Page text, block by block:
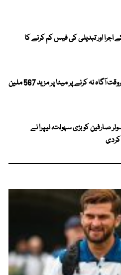
اور تبدیلی کی فیس کم کرنے کا
بچوں کو خطرات سے بروقت آگاہ نہ کرنے پر میٹا پر مزید 567 ملین
صارفین کو بڑی سہولت، نیپرا نے
کردی